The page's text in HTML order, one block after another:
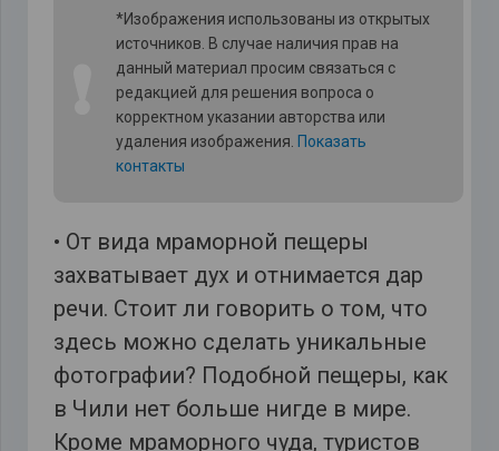
*Изображения использованы из открытых
источников. В случае наличия прав на
данный материал просим связаться с
редакцией для решения вопроса о
корректном указании авторства или
удаления изображения. Показать
контакты
• От вида мраморной пещеры
захватывает дух и отнимается дар
речи. Стоит ли говорить о том, что
здесь можно сделать уникальные
фотографии? Подобной пещеры, как
в Чили нет больше нигде в мире.
Кроме мраморного чуда, туристов